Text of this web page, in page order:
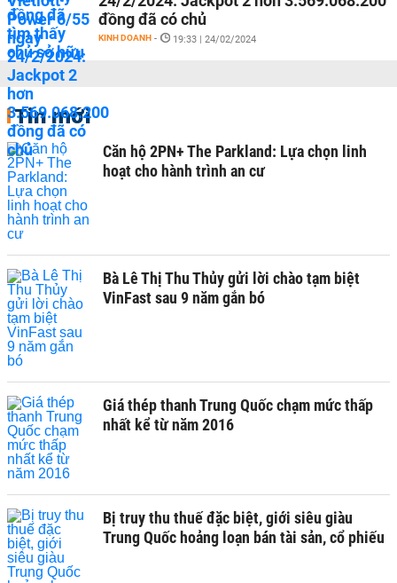
đồng đã có chủ
KINH DOANH - 19:33 | 24/02/2024
Tin mới
Căn hộ 2PN+ The Parkland: Lựa chọn linh
hoạt cho hành trình an cư
Bà Lê Thị Thu Thủy gửi lời chào tạm biệt
VinFast sau 9 năm gắn bó
Giá thép thanh Trung Quốc chạm mức thấp
nhất kể từ năm 2016
Bị truy thu thuế đặc biệt, giới siêu giàu
Trung Quốc hoảng loạn bán tài sản, cổ phiếu